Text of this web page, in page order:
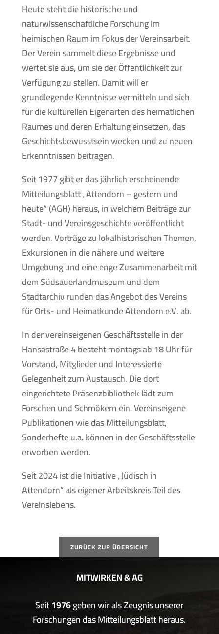
Heute steht die historische und
naturwissenschaftliche Forschung im
heimischen Raum im Fokus der Vereinsarbeit.
Der Verein sammelt diese Ergebnisse und
wertet sie aus, um sie der Öffentlichkeit zur
Verfügung zu stellen. Damit will er
grundlegende Kenntnisse vermitteln und sich
für die kulturellen Eigenarten des heimatlichen
Raumes und deren Erhaltung einsetzen, das
Geschichtsbewusstsein wecken und zu neuen
Erkenntnissen beitragen.
Seit 1977 gibt er das jährlich erscheinende
Mitteilungsblatt „Attendorn – gestern und
heute“ (AGH) heraus, in welchem Beiträge zur
Stadt- und Vereinsgeschichte veröffentlicht
werden. Vorträge zu lokalhistorischen Themen,
Exkursionen in die nähere und weitere
Umgebung und eine enge Zusammenarbeit mit
dem Südsauerlandmuseum und dem
Stadtarchiv runden das Angebot des Vereins
für Orts- und Heimatkunde Attendorn e.V. ab.
In der vereinseigenen Geschäftsstelle in der
Hansastraße 4 besteht montags ab 18 Uhr für
Vorstand, Mitglieder und Interessierte
Gelegenheit zum Austausch. Die dort
eingerichtete Präsenzbibliothek lädt zum
Forschen und Schmökern ein. Vereinseigene
Publikationen wie das Mitteilungsblatt,
Sonderhefte u.a. können in der Geschäftsstelle
erworben werden.
Seit 2024 ist die Initiative „Jüdisch in
Attendorn“ als eigener Arbeitskreis Teil des
Vereinslebens.
ZURÜCK ZUR ÜBERSICHT
MITWIRKEN & AG
Seit1976geben wir als Zeugnis unserer
Forschungen das Mitteilungsblatt heraus.